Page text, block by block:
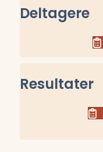
Deltagere
Resultater